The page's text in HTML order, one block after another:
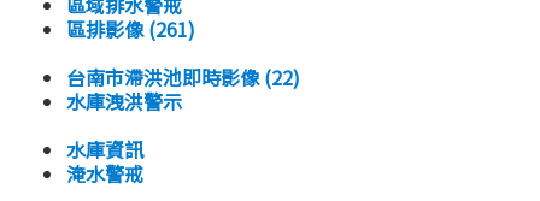
區排影像 (261)
台南市滯洪池即時影像 (22)
水庫洩洪警示
水庫資訊
淹水警戒